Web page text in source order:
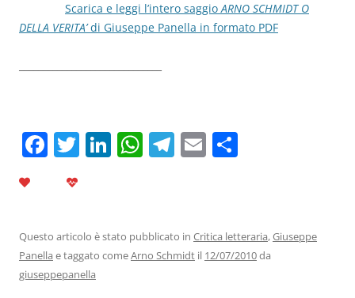
Scarica e leggi l’intero saggioARNO SCHMIDT O
DELLA VERITA’di Giuseppe Panella in formato PDF
F
b
o
T Li
dI
n
W
A
p
T
a
m
E
vi
di
Questo articolo è stato pubblicato in Critica letteraria,Giuseppe
Panella e taggato comeArno Schmidt il 12/07/2010da
giuseppepanella